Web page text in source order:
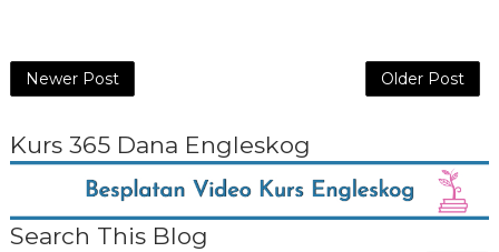
Newer Post Older Post
Kurs 365 Dana Engleskog
Search This Blog